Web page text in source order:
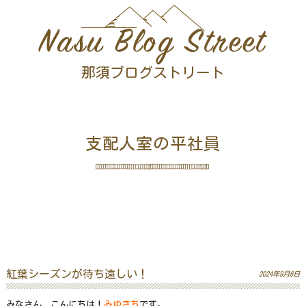
Nasu Blog Street
那須ブログストリート
支配人室の平社員
紅葉シーズンが待ち遠しい！ 2024年9月6日